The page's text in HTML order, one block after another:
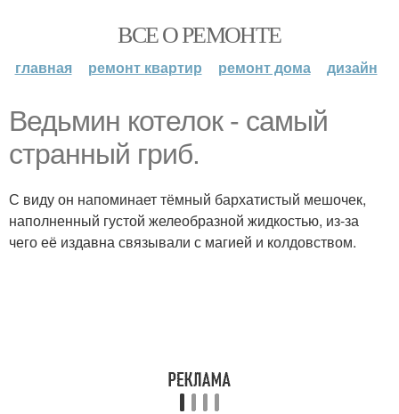
ВСЕ О РЕМОНТЕ
главная ремонт квартир ремонт дома дизайн
Ведьмин котелок - самый
странный гриб.
С виду он напоминает тёмный бархатистый мешочек,
наполненный густой желеобразной жидкостью, из-за
чего её издавна связывали с магией и колдовством.